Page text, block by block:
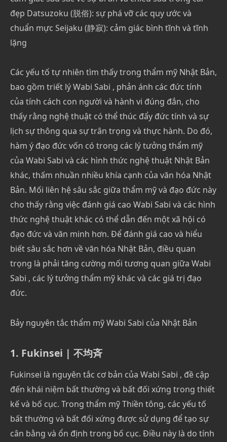
đẹp Datsuzoku (脱俗): sự phá vỡ các quy ước và
chuẩn mực Seijaku (静寂): cảm giác bình tĩnh và tĩnh
lặng
Các yếu tố tự nhiên tìm thấy trong thẩm mỹ Nhật Bản,
bao gồm triết lý Wabi Sabi , phản ánh các đức tính
của tính cách con người và hành vi đúng đắn, cho
thấy rằng nghệ thuật có thể thúc đẩy đức tính và sự
lịch sự thông qua sự trân trọng và thực hành. Do đó,
hàm ý đạo đức vốn có trong các lý tưởng thẩm mỹ
của Wabi Sabi và các hình thức nghệ thuật Nhật Bản
khác, thấm nhuần nhiều khía cạnh của văn hóa Nhật
Bản. Mối liên hệ sâu sắc giữa thẩm mỹ và đạo đức này
cho thấy rằng việc đánh giá cao Wabi Sabi và các hình
thức nghệ thuật khác có thể dẫn đến một xã hội có
đạo đức và văn minh hơn. Để đánh giá cao và hiểu
biết sâu sắc hơn về văn hóa Nhật Bản, điều quan
trọng là phải tăng cường mối tương quan giữa Wabi
Sabi , các lý tưởng thẩm mỹ khác và các giá trị đạo
đức.
Bảy nguyên tắc thẩm mỹ Wabi Sabi của Nhật Bản
1. Fukinsei | 不均斉
Fukinsei là nguyên tắc cơ bản của Wabi Sabi , đề cập
đến khái niệm bất thường và bất đối xứng trong thiết
kế và bố cục. Trong thẩm mỹ Thiền tông, các yếu tố
bất thường và bất đối xứng được sử dụng để tạo sự
cân bằng và ổn định trong bố cục. Điều này là do tính